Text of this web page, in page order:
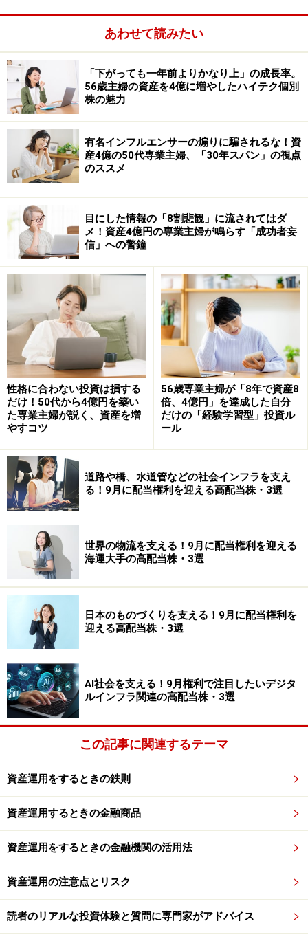
格は下がります。しかし、個人向け国債変動10年であれ
ば、半年毎にその時の長期金利に応じて、国債の金利
（利回り）も見直しされるため、資産の目減り幅を軽減
することができます。
個人向け国債変動10年の金利は、長期金利に0.66を掛け
て計算されます。例えば、長期金利が1%であれば変動10
年の金利は０.66%、長期金利が1.1%になれば変動10年の
金利は0.7%超えという具合に、長期金利の上昇に連動し
て国債の金利（利回り）も上がります。つまり、受け取
れる利息が増えるわけです。
こういった点を踏まえ、もし今後、安全性が高い金融商
品ということで債券の購入を検討される場合は、個人向
け国債の変動10年を選ぶのも一策ではないでしょうか。
教えてくれたのは……深野 康彦さん
マネープランクリニックでもおなじみのベテランFPの1
人。さまざまなメディアを通じて、家計管理の方法や投
資の啓蒙などお金まわり全般に関する情報を発信してい
ます。All About貯蓄・投資信託ガイドとしても活躍中。
著作に『55歳からはじめる長い人生後半戦のお金の習
慣』（明日香出版社）、『あなたの毎月分配型投資信託
がいよいよ危ない!』（ダイヤモンド社）など
商品や投資行動を推奨するものではありません。
投資や資産運用に関する最終的なご判断はご自身の責任において
行ってください。
掲載情報の正確性・完全性については十分に配慮しております
が、その内容を保証するものではなく、これに基づく損失・損害
などについて当社は一切の責任を負いません。
最新の情報や詳細については、必ず各金融機関やサービス提供者
【編集部おすすめの購入サイト】
あわせて読みたい
「下がっても一年前よりかなり上」の成長率。
56歳主婦の資産を4億に増やしたハイテク個別
株の魅力
有名インフルエンサーの煽りに騙されるな！資
産4億の50代専業主婦、「30年スパン」の視点
のススメ
目にした情報の「8割悲観」に流されてはダ
メ！資産4億円の専業主婦が鳴らす「成功者妄
信」への警鐘
性格に合わない投資は損する
だけ！50代から4億円を築い
た専業主婦が説く、資産を増
やすコツ
56歳専業主婦が「8年で資産8
倍、4億円」を達成した自分
だけの「経験学習型」投資ル
ール
道路や橋、水道管などの社会インフラを支え
る！9月に配当権利を迎える高配当株・3選
世界の物流を支える！9月に配当権利を迎える
海運大手の高配当株・3選
日本のものづくりを支える！9月に配当権利を
迎える高配当株・3選
AI社会を支える！9月権利で注目したいデジタ
ルインフラ関連の高配当株・3選
この記事に関連するテーマ
資産運用をするときの鉄則
資産運用するときの金融商品
資産運用をするときの金融機関の活用法
資産運用の注意点とリスク
読者のリアルな投資体験と質問に専門家がアドバイス